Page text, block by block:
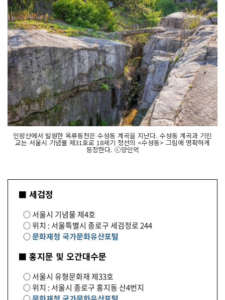
인왕산에서 발원한 옥류동천은 수성동 계곡을 지난다. 수성동 계곡과 기린
교는 서울시 기념물 제31호로 18세기 정선의 <수성동> 그림에 명확하게
등장한다. ⓒ양인억
■ 세검정
○ 서울시 기념물 제4호
○ 위치 : 서울특별시 종로구 세검정로 244
○문화재청 국가문화유산포털
■ 홍지문 및 오간대수문
○ 서울시 유형문화재 제33호
○ 위치 : 서울시 종로구 홍지동 산4번지